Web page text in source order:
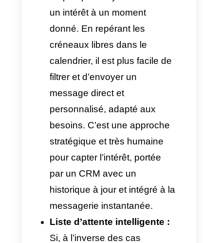
système automatisé peut
poser des questions
type de consultation,
professionnel préféré, site le
plus proche, etc. Cela garantit
que chaque rendez-vous soit
enregistré correctement selon
la demande.
Services B2B, logistique et
événements d’entreprise :
Pour ces industries, les